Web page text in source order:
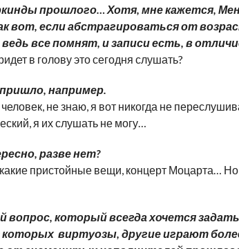
прошлого… Хотя, мне кажется,
вот, если абстрагироваться от
ведь все помнят, и записи есть, в
в голову это сегодня слушать?
например.
не знаю, я вот никогда не
я их слушать не могу…
разве нет?
пристойные вещи, концерт Моцарта… Но
вопрос, который всегда хочется
виртуозы, другие играют